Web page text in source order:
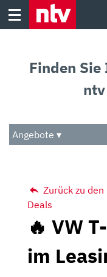
Skip
Audio
Das Beste
Finden
Angebote ▾
Zurück zu den
Deals
🔥 VW
im